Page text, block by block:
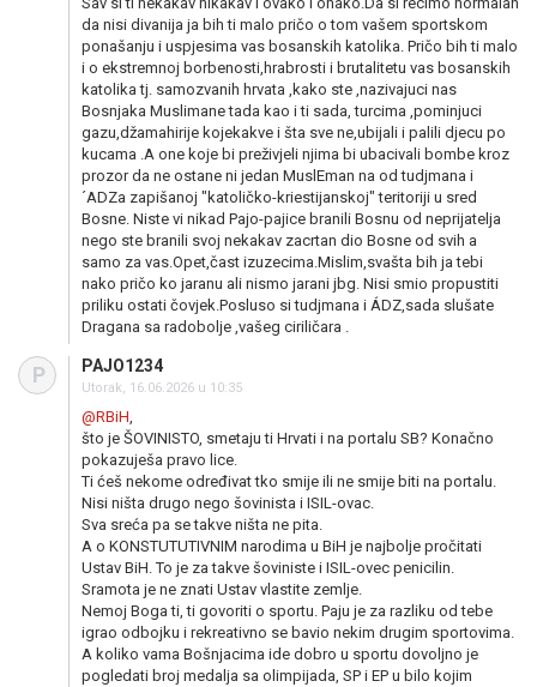
da nisi divanija ja bih ti malo pričo o tom vašem sportskom
ponašanju i uspjesima vas bosanskih katolika. Pričo bih ti malo
i o ekstremnoj borbenosti,hrabrosti i brutalitetu vas bosanskih
katolika tj. samozvanih hrvata ,kako ste ,nazivajuci nas
Bosnjaka Muslimane tada kao i ti sada, turcima ,pominjuci
gazu,džamahirije kojekakve i šta sve ne,ubijali i palili djecu po
kucama .A one koje bi preživjeli njima bi ubacivali bombe kroz
prozor da ne ostane ni jedan MuslEman na od tudjmana i
´ADZa zapišanoj "katoličko-kriestijanskoj" teritoriji u sred
Bosne. Niste vi nikad Pajo-pajice branili Bosnu od neprijatelja
nego ste branili svoj nekakav zacrtan dio Bosne od svih a
samo za vas.Opet,čast izuzecima.Mislim,svašta bih ja tebi
nako pričo ko jaranu ali nismo jarani jbg. Nisi smio propustiti
priliku ostati čovjek.Posluso si tudjmana i ÁDZ,sada slušate
Dragana sa radobolje ,vašeg ciriličara .
P PAJO1234
Utorak, 16.06.2026 u 10:35
@RBiH,
što je ŠOVINISTO, smetaju ti Hrvati i na portalu SB? Konačno
pokazuješa pravo lice.
Ti ćeš nekome određivat tko smije ili ne smije biti na portalu.
Nisi ništa drugo nego šovinista i ISIL-ovac.
Sva sreća pa se takve ništa ne pita.
A o KONSTUTUTIVNIM narodima u BiH je najbolje pročitati
Ustav BiH. To je za takve šoviniste i ISIL-ovec penicilin.
Sramota je ne znati Ustav vlastite zemlje.
Nemoj Boga ti, ti govoriti o sportu. Paju je za razliku od tebe
igrao odbojku i rekreativno se bavio nekim drugim sportovima.
A koliko vama Bošnjacima ide dobro u sportu dovoljno je
pogledati broj medalja sa olimpijada, SP i EP u bilo kojim